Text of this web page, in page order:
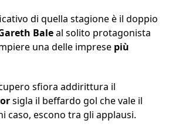
di quella stagione è il doppio
Baleal solito protagonista
una delle imprese più
sfiora addirittura il
sigla il beffardo gol che vale il
caso, escono tra gli applausi.